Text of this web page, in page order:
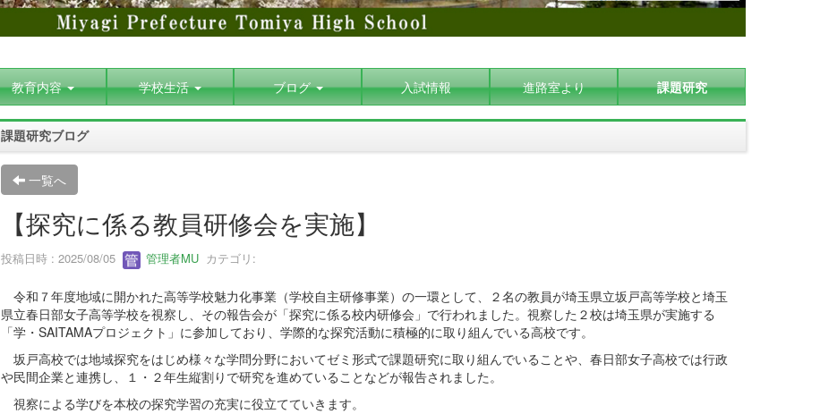
教育内容 学校生活 ブログ 入試情報 進路室より 課題研究
課題研究ブログ
一覧へ
【探究に係る教員研修会を実施】
投稿日時 : 2025/08/05 管理者MUカテゴリ:
令和７年度地域に開かれた高等学校魅力化事業（学校自主研修事業）の一環として、２名の教員が埼玉県立坂戸高等学校と埼玉
県立春日部女子高等学校を視察し、その報告会が「探究に係る校内研修会」で行われました。視察した２校は埼玉県が実施する
「学・SAITAMAプロジェクト」に参加しており、学際的な探究活動に積極的に取り組んでいる高校です。
坂戸高校では地域探究をはじめ様々な学問分野においてゼミ形式で課題研究に取り組んでいることや、春日部女子高校では行政
や民間企業と連携し、１・２年生縦割りで研究を進めていることなどが報告されました。
視察による学びを本校の探究学習の充実に役立てていきます。